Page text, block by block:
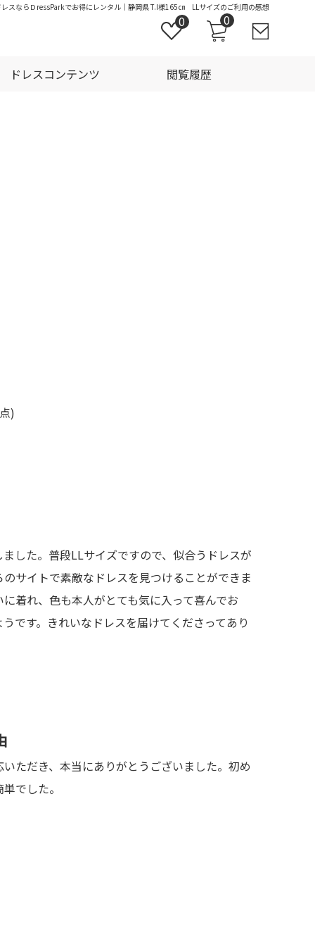
スならＤressParkでお得にレンタル｜静岡県 T.I様165㎝ LLサイズのご利用の感想
ドレスコンテンツ 閲覧履歴
0 0
)
した。普段LLサイズですので、似合うドレスが
サイトで素敵なドレスを見つけることができま
着れ、色も本人がとても気に入って喜んでお
です。きれいなドレスを届けてくださってあり
ただき、本当にありがとうございました。初め
でした。